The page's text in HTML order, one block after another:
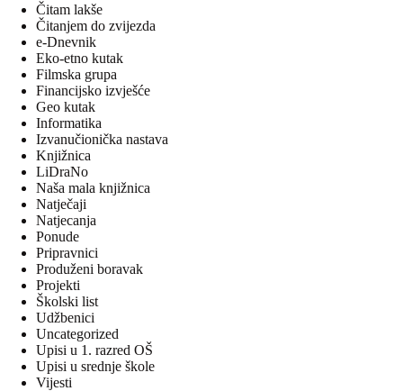
Čitam lakše
Čitanjem do zvijezda
e-Dnevnik
Eko-etno kutak
Filmska grupa
Financijsko izvješće
Geo kutak
Informatika
Izvanučionička nastava
Knjižnica
LiDraNo
Naša mala knjižnica
Natječaji
Natjecanja
Ponude
Pripravnici
Produženi boravak
Projekti
Školski list
Udžbenici
Uncategorized
Upisi u 1. razred OŠ
Upisi u srednje škole
Vijesti